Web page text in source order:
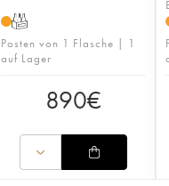
T
Posten von 1 Flasche | 1
auf Lager
890€